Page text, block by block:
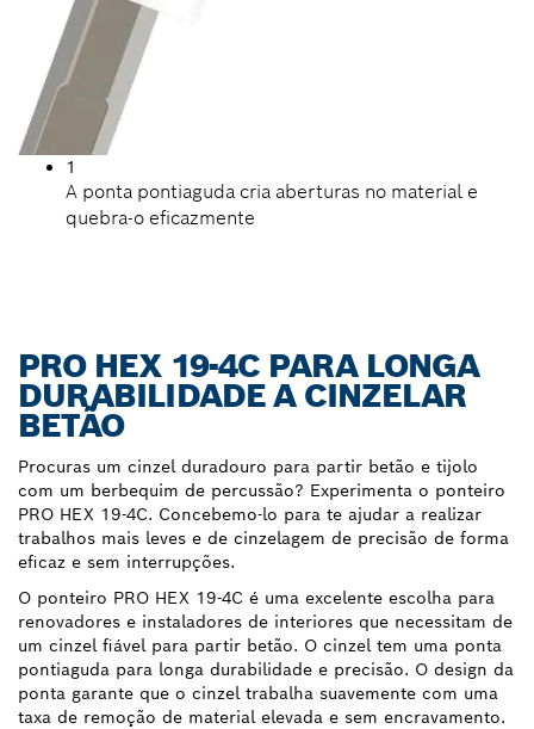
1
A ponta pontiaguda cria aberturas no material e
quebra-o eficazmente
PRO HEX 19-4C PARA LONGA
DURABILIDADE A CINZELAR
BETÃO
Procuras um cinzel duradouro para partir betão e tijolo
com um berbequim de percussão? Experimenta o ponteiro
PRO HEX 19-4C. Concebemo-lo para te ajudar a realizar
trabalhos mais leves e de cinzelagem de precisão de forma
eficaz e sem interrupções.
O ponteiro PRO HEX 19-4C é uma excelente escolha para
renovadores e instaladores de interiores que necessitam de
um cinzel fiável para partir betão. O cinzel tem uma ponta
pontiaguda para longa durabilidade e precisão. O design da
ponta garante que o cinzel trabalha suavemente com uma
taxa de remoção de material elevada e sem encravamento.